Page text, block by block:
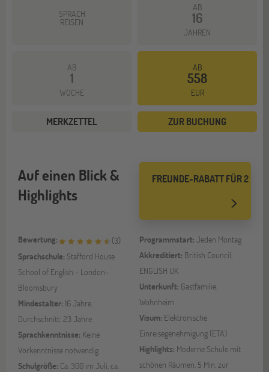
SPRACH
REISEN
AB
16
JAHREN
AB
1
WOCHE
AB
558
EUR
MERKZETTEL ZUR BUCHUNG
FREUNDE-RABATT FÜR 2
Auf einen Blick &
Highlights
Bewertung: (3)
Sprachschule: Stafford House
School of English - London-
Bloomsbury
Mindestalter: 16 Jahre,
Durchschnitt: 23 Jahre
Sprachkenntnisse: Keine
Vorkenntnisse notwendig
Schulgröße: Ca. 300 im Juli, ca.
Programmstart: Jeden Montag
Akkreditiert: British Council,
ENGLISH UK
Unterkunft: Gastfamilie,
Wohnheim
Visum: Elektronische
Einreisegenehmigung (ETA)
Highlights: Moderne Schule mit
schönen Räumen, 5 Min. zur